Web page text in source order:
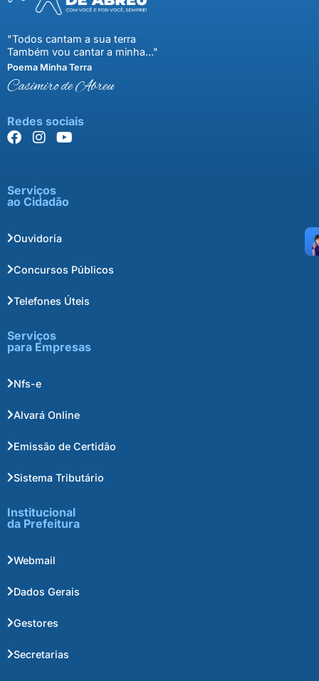
"Todos cantam a sua terra
Também vou cantar a minha..."
Poema Minha Terra
Casimiro de Abreu
Redes sociais
Serviços
ao Cidadão
Ouvidoria
Concursos Públicos
Telefones Úteis
Serviços
para Empresas
Nfs-e
Alvará Online
Emissão de Certidão
Sistema Tributário
Institucional
da Prefeitura
Webmail
Dados Gerais
Gestores
Secretarias